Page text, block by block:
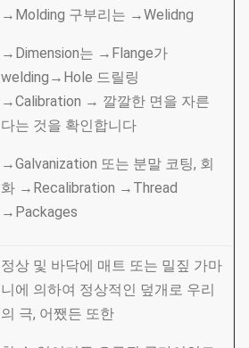
→Molding 구부리는 →Welidng
→Dimension는 →Flange가
welding→Hole 드릴링
→Calibration → 깔깔한 면을 자른
다는 것을 확인합니다
→Galvanization 또는 분말 코팅, 회
화 →Recalibration →Thread
→Packages
정상 및 바닥에 매트 또는 밀짚 가마
니에 의하여 정상적인 덮개로 우리
의 극, 어쨌든 또한